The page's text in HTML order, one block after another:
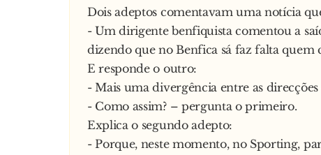
O outro:
- Chiça, que azar!
—
Dois adeptos comentavam uma notícia
- Um dirigente benfiquista comentou a
dizendo que no Benfica sá faz falta quem
E responde o outro:
- Mais uma divergência entre as
- Como assim? – pergunta o primeiro.
Explica o segundo adepto:
- Porque, neste momento, no Sporting,